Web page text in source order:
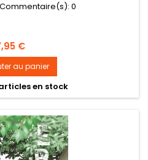
Commentaire(s): 0
€
au panier
en stock